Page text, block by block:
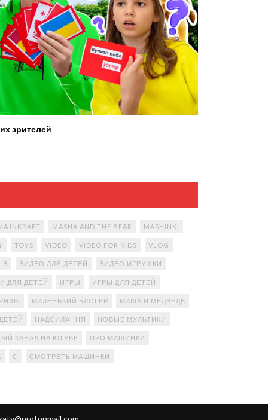
зрителей
MASHA AND THE BEAR MASHINKI
TOYS VIDEO VIDEO FOR KIDS VLOG
В ВИДЕО ДЛЯ ДЕТЕЙ ВИДЕО ИГРУШКИ
ДЛЯ ДЕТЕЙ ИГРЫ ИГРЫ ДЛЯ ДЕТЕЙ
МАЛЕНЬКИЙ БЛОГЕР МАША И МЕДВЕДЬ
НАДСИЛАННЯ НОВЫЕ МУЛЬТИКИ
КАНАЛ НА ЮТУБЕ ПРО МАШИНКИ
С СМОТРЕТЬ МАШИНКИ